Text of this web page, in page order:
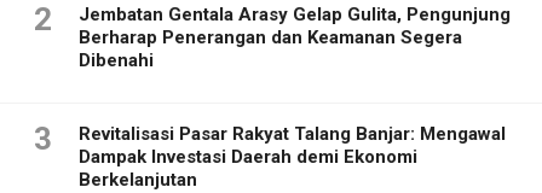
2
Jembatan Gentala Arasy Gelap Gulita, Pengunjung
Berharap Penerangan dan Keamanan Segera
Dibenahi
3
Revitalisasi Pasar Rakyat Talang Banjar: Mengawal
Dampak Investasi Daerah demi Ekonomi
Berkelanjutan